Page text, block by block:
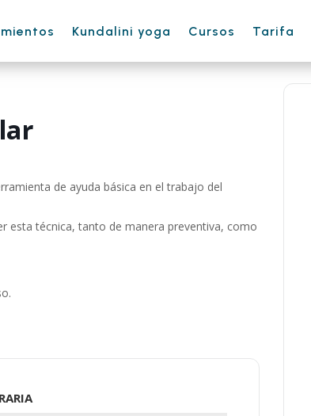
Kundalini yoga Cursos Tarifa
de ayuda básica en el trabajo del
esta técnica, tanto de manera preventiva, como